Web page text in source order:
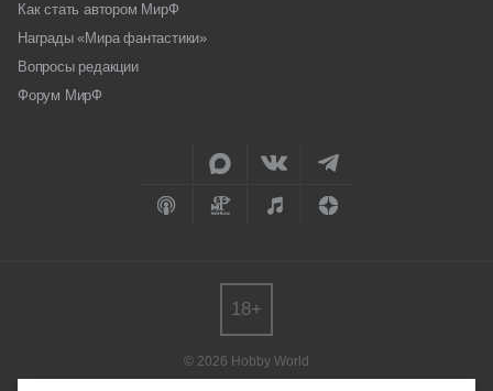
Как стать автором МирФ
Награды «Мира фантастики»
Вопросы редакции
Форум МирФ
© 2026 Hobby World
18+